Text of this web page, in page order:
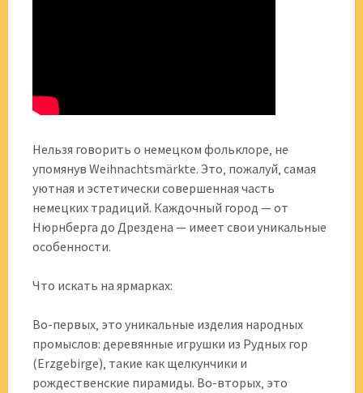
Нельзя говорить о немецком фольклоре‚ не
упомянув Weihnachtsmärkte. Это‚ пожалуй‚ самая
уютная и эстетически совершенная часть
немецких традиций. Каждочный город — от
Нюрнберга до Дрездена — имеет свои уникальные
особенности.
Что искать на ярмарках:
Во-первых‚ это уникальные изделия народных
промыслов: деревянные игрушки из Рудных гор
(Erzgebirge)‚ такие как щелкунчики и
рождественские пирамиды. Во-вторых‚ это